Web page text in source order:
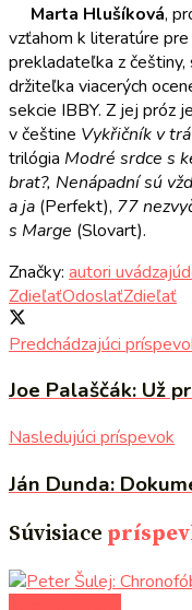
Marta Hlušíková,
vzťahom k literatúre
prekladateľka z
držiteľka viacerých
sekcie IBBY. Z jej próz
v češtine Vykřičník v
trilógia Modré srdce s
brat?, Nenápadní sú
a ja (Perfekt), 77
s Marge (Slovart).
Značky: autori uvádzajú
ZdieľaťOdoslaťZdieľať
Predchádzajúci
Joe Palaščák: Už
Nasledujúci príspevok
Ján Dunda:
Súvisiace